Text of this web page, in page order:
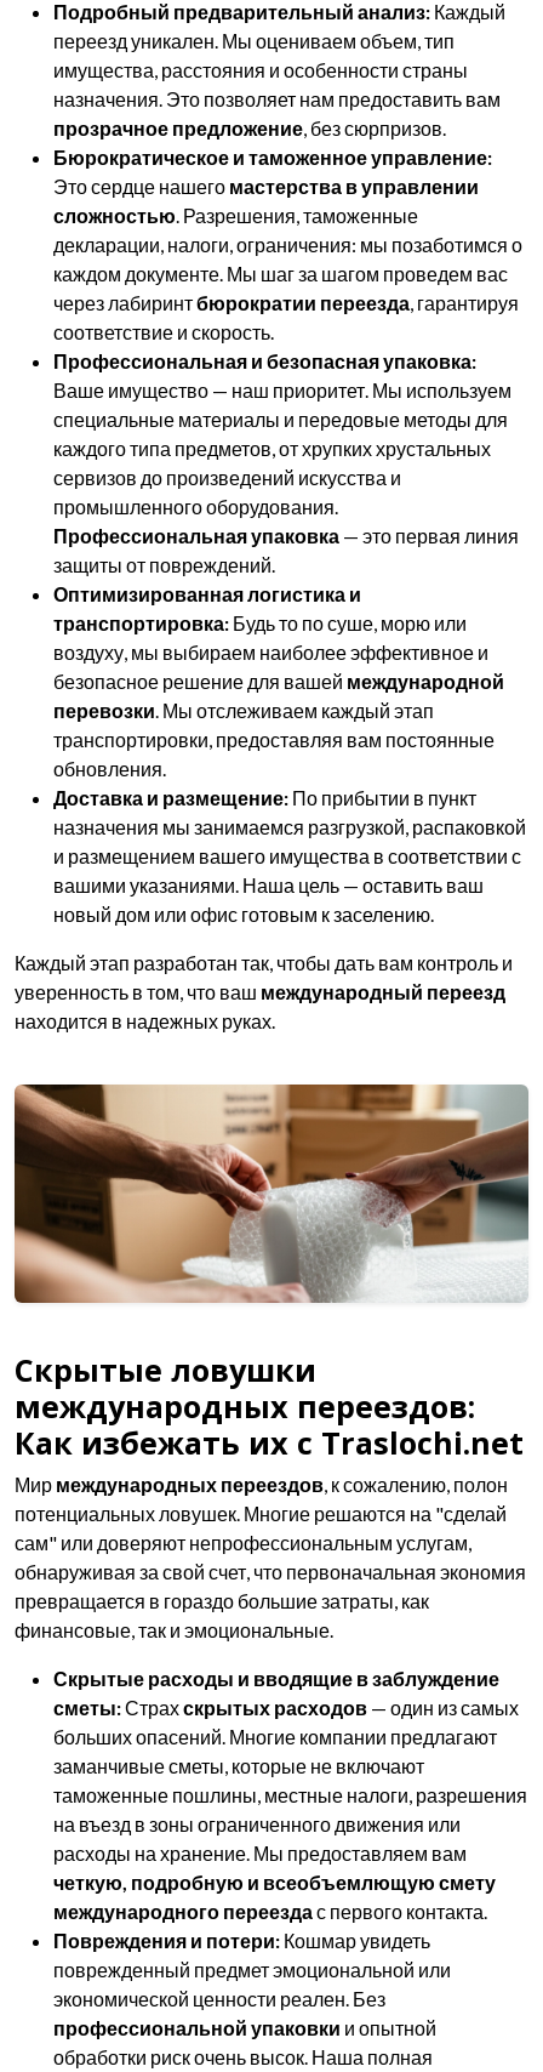
Подробный предварительный анализ: Каждый
переезд уникален. Мы оцениваем объем, тип
имущества, расстояния и особенности страны
назначения. Это позволяет нам предоставить вам
прозрачное предложение, без сюрпризов.
Бюрократическое и таможенное управление:
Это сердце нашего мастерства в управлении
сложностью. Разрешения, таможенные
декларации, налоги, ограничения: мы позаботимся о
каждом документе. Мы шаг за шагом проведем вас
через лабиринтбюрократии переезда, гарантируя
соответствие и скорость.
Профессиональная и безопасная упаковка:
Ваше имущество — наш приоритет. Мы используем
специальные материалы и передовые методы для
каждого типа предметов, от хрупких хрустальных
сервизов до произведений искусства и
промышленного оборудования.
Профессиональная упаковка — это первая линия
защиты от повреждений.
Оптимизированная логистика и
транспортировка: Будь то по суше, морю или
воздуху, мы выбираем наиболее эффективное и
безопасное решение для вашей международной
перевозки. Мы отслеживаем каждый этап
транспортировки, предоставляя вам постоянные
обновления.
Доставка и размещение: По прибытии в пункт
назначения мы занимаемся разгрузкой, распаковкой
и размещением вашего имущества в соответствии с
вашими указаниями. Наша цель — оставить ваш
новый дом или офис готовым к заселению.
Каждый этап разработан так, чтобы дать вам контроль и
уверенность в том, что ваш международный переезд
находится в надежных руках.
Скрытые ловушки
международных переездов:
Как избежать их с Traslochi.net
Мир международных переездов , к сожалению, полон
потенциальных ловушек. Многие решаются на "сделай
сам" или доверяют непрофессиональным услугам,
обнаруживая за свой счет, что первоначальная экономия
превращается в гораздо большие затраты, как
финансовые, так и эмоциональные.
Скрытые расходы и вводящие в заблуждение
сметы:Страхскрытых расходов — один из самых
больших опасений. Многие компании предлагают
заманчивые сметы, которые не включают
таможенные пошлины, местные налоги, разрешения
на въезд в зоны ограниченного движения или
расходы на хранение. Мы предоставляем вам
четкую, подробную и всеобъемлющую смету
международного переезда с первого контакта.
Повреждения и потери: Кошмар увидеть
поврежденный предмет эмоциональной или
экономической ценности реален. Без
профессиональной упаковки и опытной
обработки риск очень высок. Наша полная